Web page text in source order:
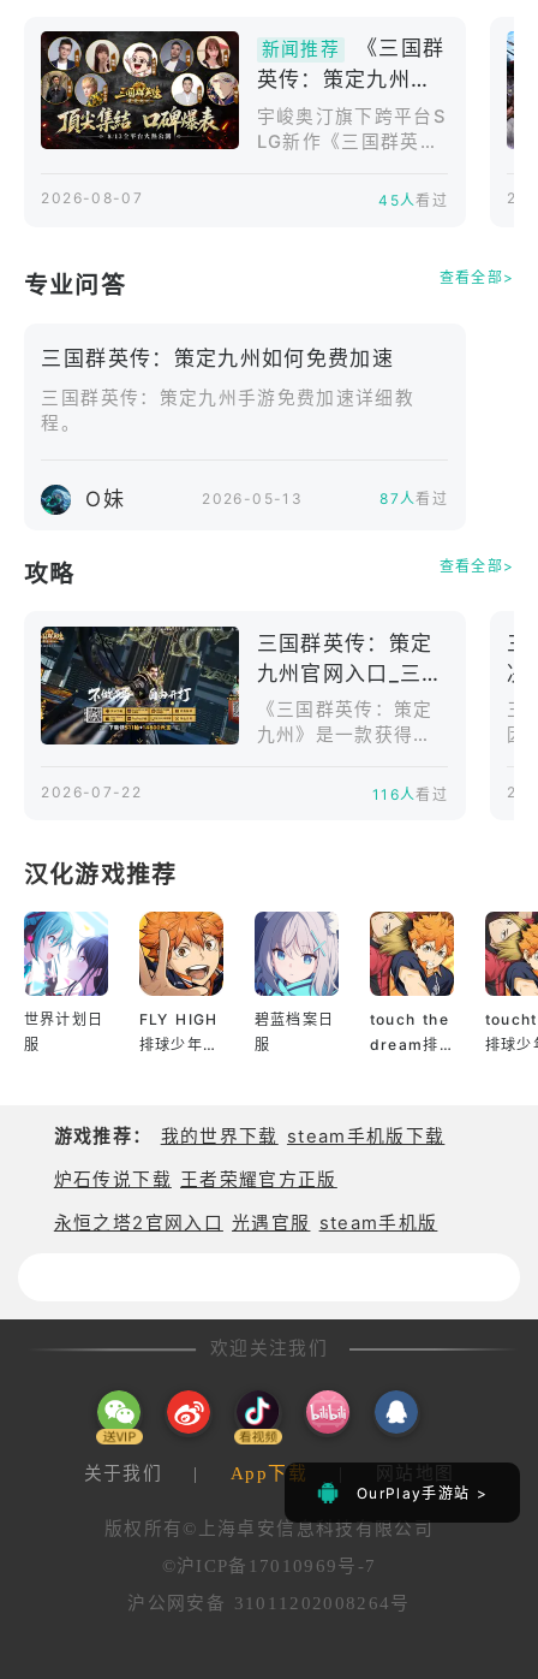
OurPlay手游站 >
守高地，以绝对优势远程狙击敌军；或让骑兵隐蔽于
深林之中，伺机发动致命奇袭。结合独创的空战部队
凌空御敌，在三维立体战场中完美展现深不见底的策
略深度。
一键降肝减负，专注策略对弈
只需升级主力，其余武将即刻共享等级，免除重复练
级之苦！搭配预约自动攻城、盟友一键托管机制与夜
乐。
极致视觉飨宴，重现史诗三国
模组。从武将细腻的表情动作，到四季天气的阴晴雨
雪，呈现最具历史底蕴的沉浸式感受，三国战场高度
预约送开荒神将赵云，无课也能轻松畅玩！ S1赛季海
量福利大放送，豪送511抽与14800元宝，更有多个自
选武将和兵书技能宝箱。高透明度的「定向抽卡」机
制，核心武将精准锁定，让每一位主公都能轻松组建
游戏不卖资源、不卖加速道具、无VIP特权，将舞台
宜、活跃度高，平民玩家也能靠着操作与人数优势，
在公平的竞技环境中智取强敌，实现以多胜强的战略
巅峰。
新闻推荐
《三国群
英传：策定九州》
将于8月12日开放
预先下载携手「可
宇峻奥汀旗下跨平台S
LG新作《三国群英
（7）日宣布，事前预
持，确定释出预约50
跑，无负担体验自由
挥军战场的乐趣。
《三国群英传：策定
ePlay双平台正式开
2026-08-07 45人看过
专业问答 查看全部>
三国群英传：策定九州如何免费加速
三国群英传：策定九州手游免费加速详细教
程。
O妹 2026-05-13 87人看过
攻略 查看全部>
三国群英传：策定
九州官网入口_三国
群英传：策定九州
官网版下载介绍
《三国群英传：策定
九州》是一款获得宇
传》正版授权、由星
平台公测，支持安
卓、iOS和PC平台，
主打战中自由操控、
真实地形作战、多人
攻城和赛季制沙盘玩
法。与传统自动碰撞
路线、选择集火目
林、河流、桥梁和峡
谷等地形组织进攻或
2026-07-22 116人看过
三
决
三
因
汉化游戏推荐
世界计划日
服
FLY HIGH
排球少年日
碧蓝档案日
服
touch the
dream排
排球少
OurPlay手游站 >
游戏推荐： 我的世界下载 steam手机版下载
炉石传说下载 王者荣耀官方正版
永恒之塔2官网入口 光遇官服 steam手机版
欢迎关注我们
关于我们 | App下载 网站地图
版权所有©上海卓安信息科技有限公司
©沪ICP备17010969号-7
沪公网安备 31011202008264号